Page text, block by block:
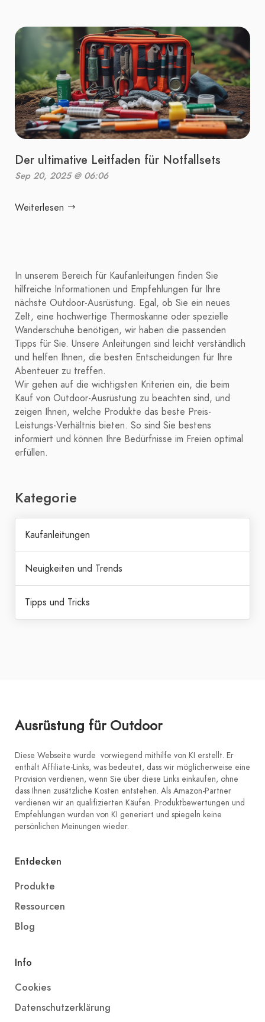
Der ultimative Leitfaden für Notfallsets
Sep 20, 2025 @ 06:06
Weiterlesen
In unserem Bereich für Kaufanleitungen finden Sie
hilfreiche Informationen und Empfehlungen für Ihre
nächste Outdoor-Ausrüstung. Egal, ob Sie ein neues
Zelt, eine hochwertige Thermoskanne oder spezielle
Wanderschuhe benötigen, wir haben die passenden
Tipps für Sie. Unsere Anleitungen sind leicht verständlich
und helfen Ihnen, die besten Entscheidungen für Ihre
Abenteuer zu treffen.
Wir gehen auf die wichtigsten Kriterien ein, die beim
Kauf von Outdoor-Ausrüstung zu beachten sind, und
zeigen Ihnen, welche Produkte das beste Preis-
Leistungs-Verhältnis bieten. So sind Sie bestens
informiert und können Ihre Bedürfnisse im Freien optimal
erfüllen.
Kategorie
Kaufanleitungen
Neuigkeiten und Trends
Tipps und Tricks
Ausrüstung für Outdoor
Diese Webseite wurde vorwiegend mithilfe von KI erstellt. Er
enthält Affiliate-Links, was bedeutet, dass wir möglicherweise eine
Provision verdienen, wenn Sie über diese Links einkaufen, ohne
dass Ihnen zusätzliche Kosten entstehen. Als Amazon-Partner
verdienen wir an qualifizierten Käufen. Produktbewertungen und
Empfehlungen wurden von KI generiert und spiegeln keine
persönlichen Meinungen wieder.
Entdecken
Produkte
Ressourcen
Blog
Info
Cookies
Datenschutzerklärung